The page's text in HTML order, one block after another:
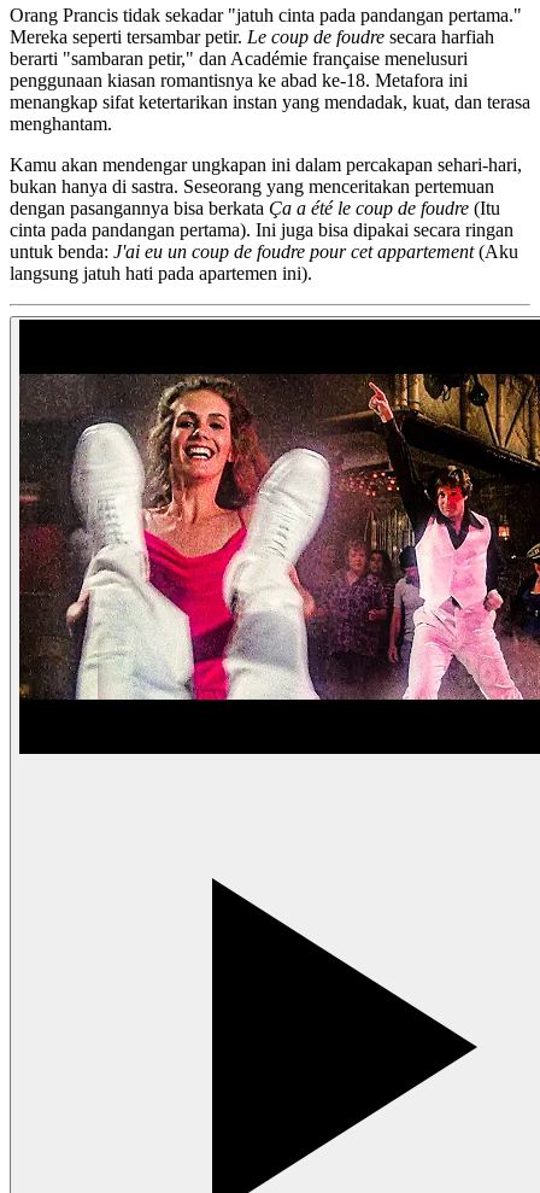
Orang Prancis tidak sekadar "jatuh cinta pada pandangan pertama."
Mereka seperti tersambar petir. Le coup de foudre secara harfiah
berarti "sambaran petir," dan Académie française menelusuri
penggunaan kiasan romantisnya ke abad ke-18. Metafora ini
menangkap sifat ketertarikan instan yang mendadak, kuat, dan terasa
menghantam.
Kamu akan mendengar ungkapan ini dalam percakapan sehari-hari,
bukan hanya di sastra. Seseorang yang menceritakan pertemuan
dengan pasangannya bisa berkata Ça a été le coup de foudre (Itu
cinta pada pandangan pertama). Ini juga bisa dipakai secara ringan
untuk benda: J'ai eu un coup de foudre pour cet appartement(Aku
langsung jatuh hati pada apartemen ini).